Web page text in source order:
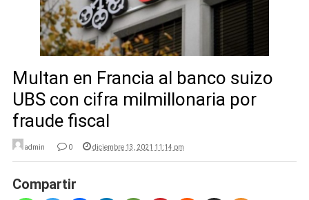
Multan en Francia al banco suizo
UBS con cifra milmillonaria por
fraude fiscal
admin 0 diciembre 13, 2021 11:14 pm
Compartir